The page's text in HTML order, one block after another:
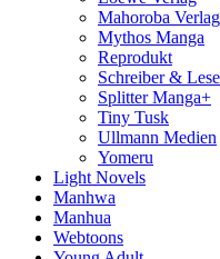
Mahoroba Verlag
Mythos Manga
Reprodukt
Schreiber &
Splitter Manga+
Tiny Tusk
Ullmann Medien
Yomeru
Light Novels
Manhwa
Manhua
Webtoons